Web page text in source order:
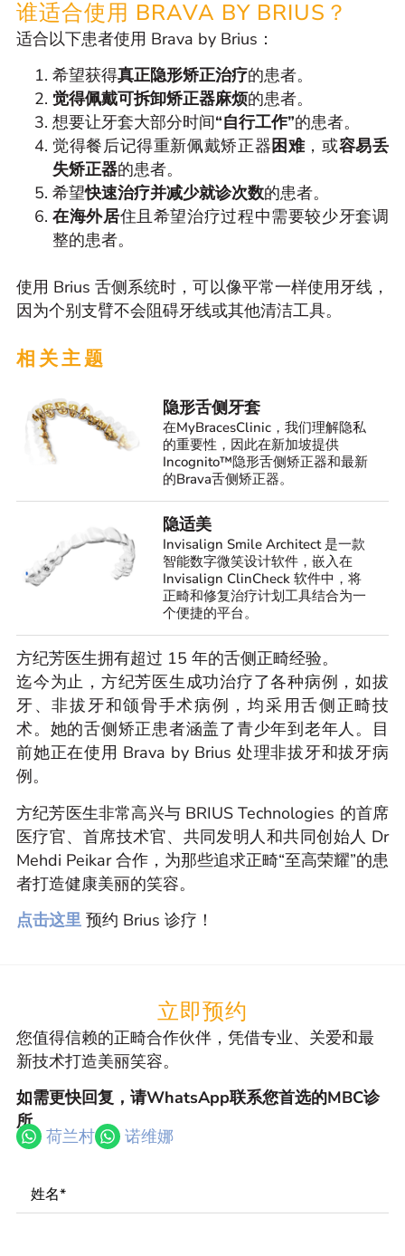
谁适合使用 BRAVA BY BRIUS？
适合以下患者使用 Brava by Brius：
希望获得真正隐形矫正治疗的患者。
觉得佩戴可拆卸矫正器麻烦的患者。
想要让牙套大部分时间“自行工作”的患者。
觉得餐后记得重新佩戴矫正器困难，或容易丢
失矫正器的患者。
希望快速治疗并减少就诊次数的患者。
在海外居住且希望治疗过程中需要较少牙套调
整的患者。
使用 Brius 舌侧系统时，可以像平常一样使用牙线，
因为个别支臂不会阻碍牙线或其他清洁工具。
相关主题
隐形舌侧牙套​
在MyBracesClinic，我们理解隐私
的重要性，因此在新加坡提供
Incognito™隐形舌侧矫正器和最新
的Brava舌侧矫正器。
隐适美
Invisalign Smile Architect 是一款
智能数字微笑设计软件，嵌入在
Invisalign ClinCheck 软件中，将
正畸和修复治疗计划工具结合为一
个便捷的平台。
方纪芳医生拥有超过 15 年的舌侧正畸经验。
迄今为止，方纪芳医生成功治疗了各种病例，如拔
牙、非拔牙和颌骨手术病例，均采用舌侧正畸技
术。她的舌侧矫正患者涵盖了青少年到老年人。目
前她正在使用 Brava by Brius 处理非拔牙和拔牙病
例。
方纪芳医生非常高兴与 BRIUS Technologies 的首席
医疗官、首席技术官、共同发明人和共同创始人 Dr
Mehdi Peikar 合作，为那些追求正畸“至高荣耀”的患
者打造健康美丽的笑容。
点击这里 预约 Brius 诊疗！
立即预约
您值得信赖的正畸合作伙伴，凭借专业、关爱和最
新技术打造美丽笑容。
如需更快回复，请WhatsApp联系您首选的MBC诊
所
荷兰村 诺维娜
Name *